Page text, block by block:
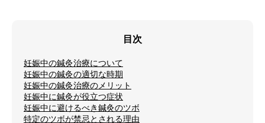
目次
妊娠中の鍼灸治療について
妊娠中の鍼灸の適切な時期
妊娠中の鍼灸治療のメリット
妊娠中に鍼灸が役立つ症状
妊娠中に避けるべき鍼灸のツボ
特定のツボが禁忌とされる理由